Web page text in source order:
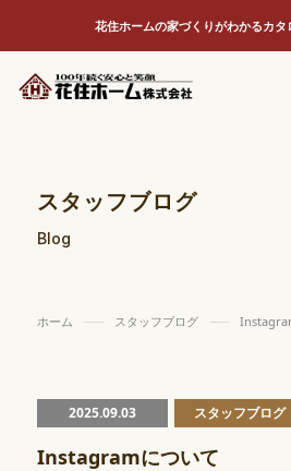
花住ホームの家づくりがわかるカタ
スタッフブログ
Blog
ホーム スタッフブログ
2025.09.03 スタッフブログ
Instagramについて